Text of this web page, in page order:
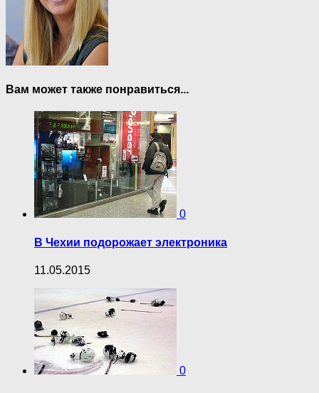
Вам может также понравиться...
0
В Чехии подорожает электроника
11.05.2015
0